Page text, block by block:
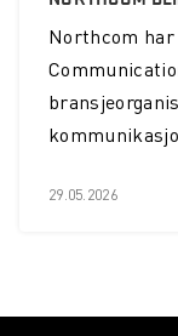
Northcom
29.05.2026